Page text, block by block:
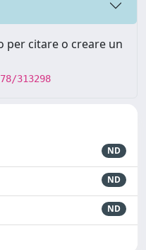
per citare o creare un
313298
ND
ND
ND